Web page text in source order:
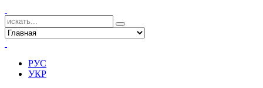
РУС
УКР